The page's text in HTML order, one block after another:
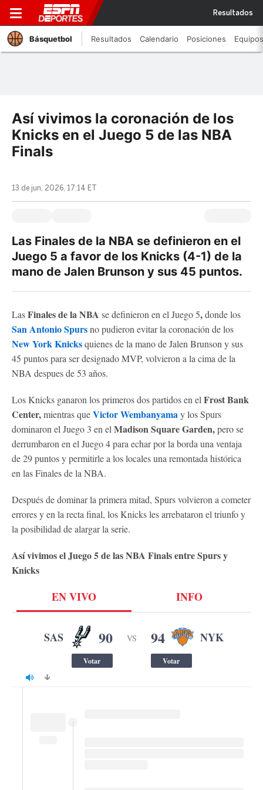
Resultados
Básquetbol Resultados Calendario Posiciones Equipos
Así vivimos la coronación de los
Knicks en el Juego 5 de las NBA
Finals
13 de jun, 2026, 17:14 ET
Las Finales de la NBA se definieron en el
Juego 5 a favor de los Knicks (4-1) de la
mano de Jalen Brunson y sus 45 puntos.
LasFinales de la NBA se definieron en el Juego 5,donde los
San Antonio Spursno pudieron evitar la coronación de los
New York Knicksquienes de la mano de Jalen Brunson y sus
45 puntos para ser designado MVP, volvieron a la cima de la
NBA despues de 53 años.
Los Knicks ganaron los primeros dos partidos en el Frost Bank
Center,mientras queVictor Wembanyamay los Spurs
dominaron el Juego 3 en el Madison Square Garden,pero se
derrumbaron en el Juego 4 para echar por la borda una ventaja
de 29 puntos y permitirle a los locales una remontada histórica
en las Finales de la NBA.
Después de dominar la primera mitad, Spurs volvieron a cometer
errores y en la recta final, los Knicks les arrebataron el triunfo y
la posibilidad de alargar la serie.
Así vivimos el Juego 5 de las NBA Finals entre Spurs y
Knicks